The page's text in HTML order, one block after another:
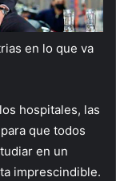
en lo que va
hospitales, las
que todos
en un
imprescindible.